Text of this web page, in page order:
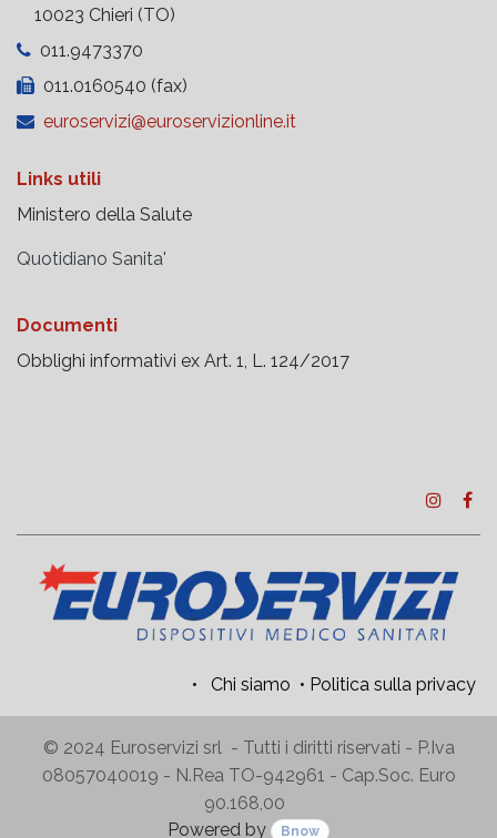
10023 Chieri (TO)
011.9473370
011.0160540 (fax)
euroservizi@euroservizionline.it
Links utili
Ministero della Salute
Quotidiano Sanita'
Documenti
Obblighi informativi ex Art. 1, L. 124/2017
• Chi siamo • Politica sulla privacy
© 2024 Euroservizi srl - Tutti i diritti riservati - P.Iva
08057040019 - N.Rea TO-942961 - Cap.Soc. Euro
90.168,00
Powered by
Bnow